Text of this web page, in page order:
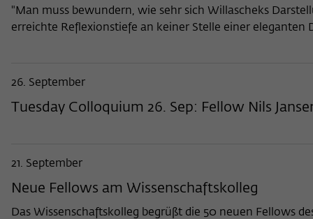
"Man muss bewundern, wie sehr sich Willascheks
erreichte Reflexionstiefe an keiner Stelle einer
26. September
Tuesday Colloquium 26. Sep: Fellow Nils
21. September
Neue Fellows am Wissenschaftskolleg
Das Wissenschaftskolleg begrüßt die 50 neuen Fellows